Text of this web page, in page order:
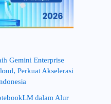
Gemini Enterprise
Perkuat Akselerasi
dalam Alur